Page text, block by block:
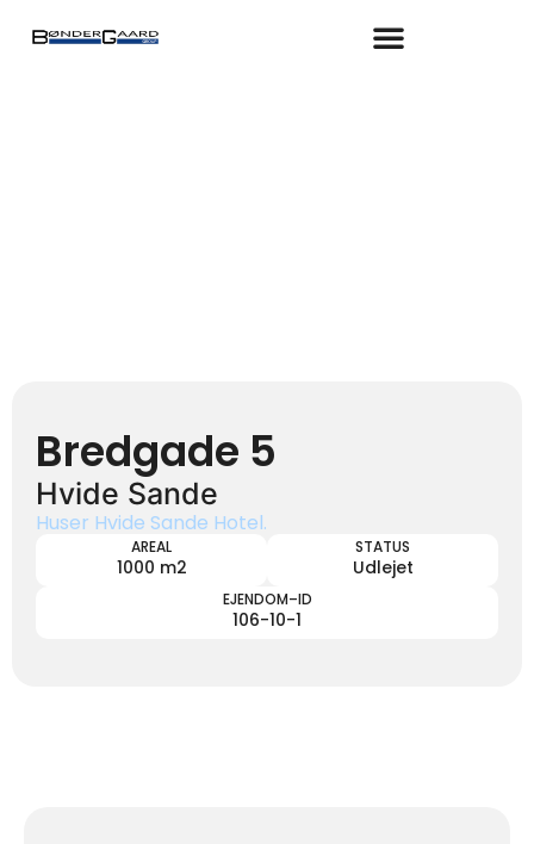
Bredgade 5
Hvide Sande
Huser Hvide Sande Hotel.
AREAL
1000 m2
STATUS
Udlejet
EJENDOM–ID
106-10-1